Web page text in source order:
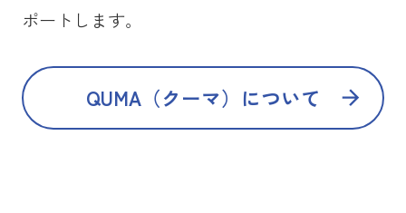
ポートします。
QUMA（クーマ）について